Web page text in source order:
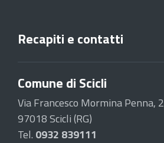
Recapiti e contatti
Comune di Scicli
Via Francesco Mormina Penna, 2
97018 Scicli (RG)
Tel. 0932 839111